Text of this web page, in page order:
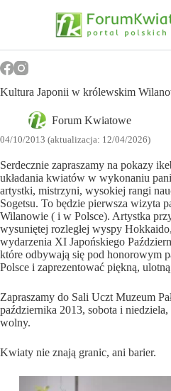
Kultura Japonii w królewskim
Forum Kwiatowe
04/10/2013 (aktualizacja: 12/04/2026)
Serdecznie zapraszamy na pokazy
układania kwiatów w wykonaniu
artystki, mistrzyni, wysokiej rangi
Sogetsu. To będzie pierwsza wizyta
Wilanowie ( i w Polsce). Artystka
wysuniętej rozległej wyspy
wydarzenia XI Japońskiego
które odbywają się pod honorowym
Polsce i zaprezentować piękną,
Zapraszamy do Sali Uczt Muzeum
października 2013, sobota i
wolny.
Kwiaty nie znają granic, ani barier.